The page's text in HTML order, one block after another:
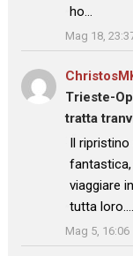
ho…
”
Mag 18,
Trieste-
tratta
: “
Il
viaggiare
tutta loro.…
”
Mag 5, 16:06